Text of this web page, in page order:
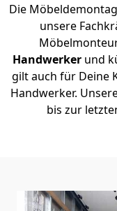
Die
unsere
Handwerker und
gilt auch für Deine
Handwerker.
bis zur